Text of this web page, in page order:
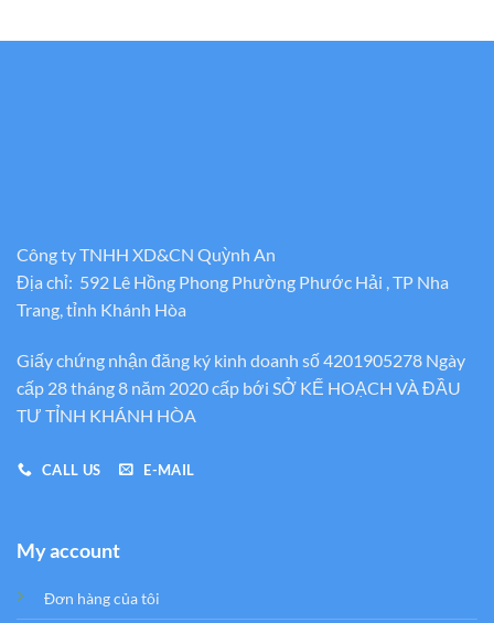
Công ty TNHH XD&CN Quỳnh An
Địa chỉ: 592 Lê Hồng Phong Phường Phước Hải , TP Nha
Trang, tỉnh Khánh Hòa
Giấy chứng nhận đăng ký kinh doanh số 4201905278 Ngày
cấp 28 tháng 8 năm 2020 cấp bới SỞ KẾ HOẠCH VÀ ĐẦU
TƯ TỈNH KHÁNH HÒA
CALL US E-MAIL
My account
Đơn hàng của tôi